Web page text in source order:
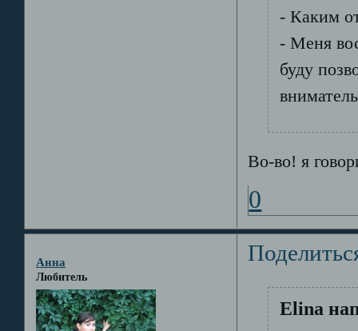
- Каким
- Меня
буду
Во-во! я
0
Анна
Любитель
Elina